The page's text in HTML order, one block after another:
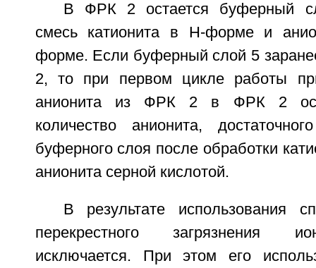
В ФРК 2 остается буферный
смесь катионита в Н-форме и
форме. Если буферный слой 5
2, то при первом цикле работы
анионита из ФРК 2 в ФРК 2
количество анионита,
буферного слоя после обработки
анионита серной кислотой.
В результате использования
перекрестного загрязнения
исключается. При этом его